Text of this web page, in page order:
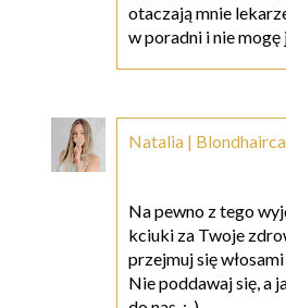
otaczają mnie
w poradni i nie mogę
Natalia |
Na pewno z tego
kciuki za Twoje
przejmuj się
Nie poddawaj się, a